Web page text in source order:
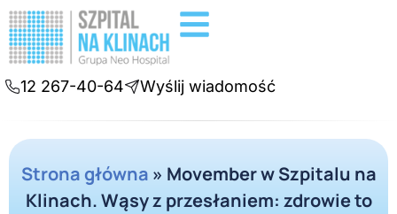
12 267-40-64 Wyślij wiadomość
Strona główna » Movember w Szpitalu na
Klinach. Wąsy z przesłaniem: zdrowie to